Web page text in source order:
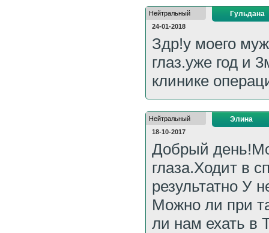
Нейтральный
24-01-2018
Гульдана
Здр!у моего
глаз.уже год и
клинике
Нейтральный
18-10-2017
Элина
Добрый
глаза.Ходит в
результатно У
Можно ли при
ли нам ехать в